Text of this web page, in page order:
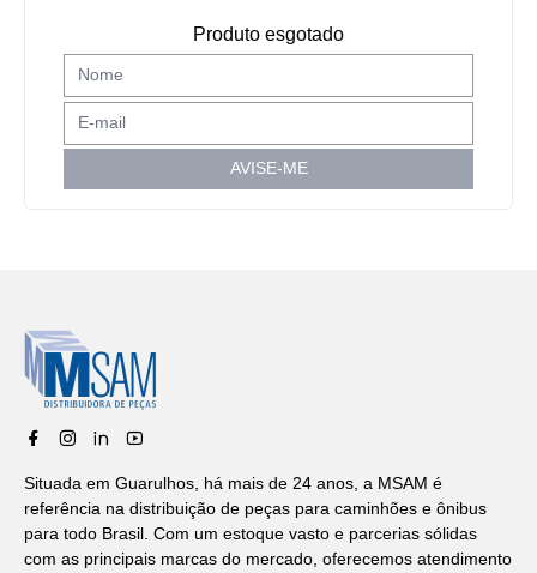
Produto esgotado
AVISE-ME
Situada em Guarulhos, há mais de 24 anos, a MSAM é
referência na distribuição de peças para caminhões e ônibus
para todo Brasil. Com um estoque vasto e parcerias sólidas
com as principais marcas do mercado, oferecemos atendimento